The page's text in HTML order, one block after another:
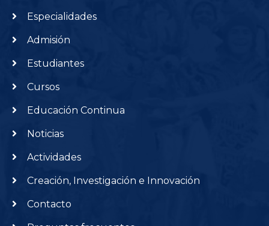
Especialidades
Admisión
Estudiantes
Cursos
Educación Continua
Noticias
Actividades
Creación, Investigación e Innovación
Contacto